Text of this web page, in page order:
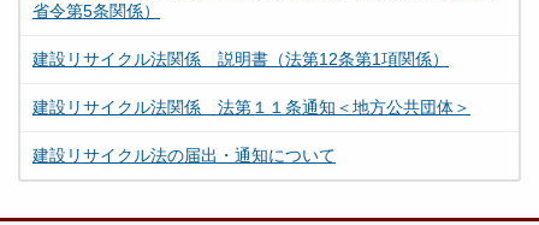
省令第5条関係）
建設リサイクル法関係 説明書（法第12条第1項関係）
建設リサイクル法関係 法第１１条通知＜地方公共団体＞
建設リサイクル法の届出・通知について